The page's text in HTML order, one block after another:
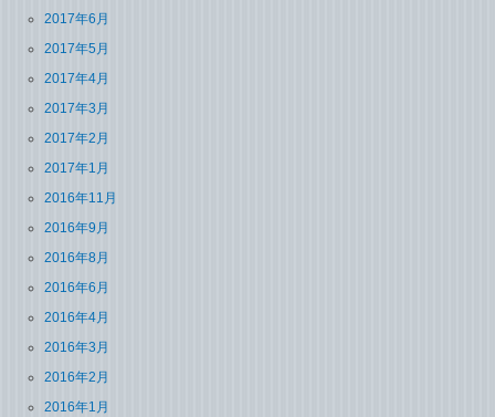
2017年6月
2017年5月
2017年4月
2017年3月
2017年2月
2017年1月
2016年11月
2016年9月
2016年8月
2016年6月
2016年4月
2016年3月
2016年2月
2016年1月